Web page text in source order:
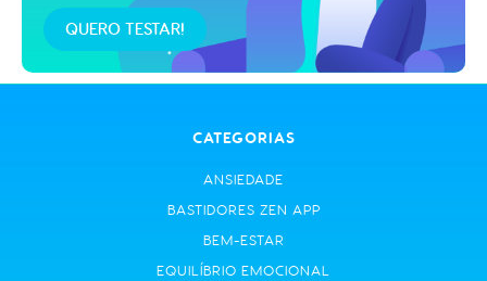
QUERO TESTAR!
CATEGORIAS
ANSIEDADE
BASTIDORES ZEN APP
BEM-ESTAR
EQUILÍBRIO EMOCIONAL